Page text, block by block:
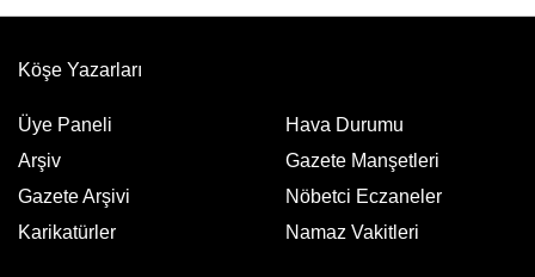
Köşe Yazarları
Üye Paneli
Arşiv
Gazete Arşivi
Karikatürler
Hava Durumu
Gazete Manşetleri
Nöbetci Eczaneler
Namaz Vakitleri